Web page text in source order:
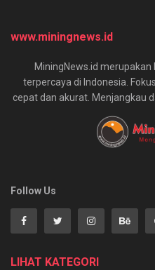
www.miningnews.id
MiningNews.id
terpercaya di Indonesia.
cepat dan akurat. Menjangkau
Follow Us
LIHAT KATEGORI